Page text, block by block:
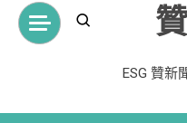
ESG 贊新